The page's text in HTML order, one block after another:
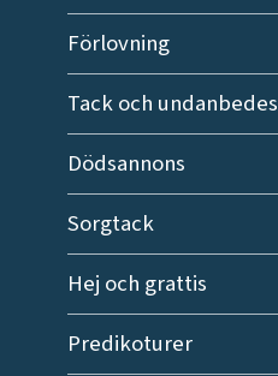
Förlovning
Tack och undanbedes
Dödsannons
Sorgtack
Hej och grattis
Predikoturer